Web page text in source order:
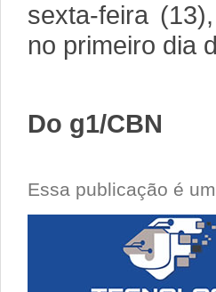
sexta-feira
no primeiro dia
Do g1/CBN
Essa publicação é